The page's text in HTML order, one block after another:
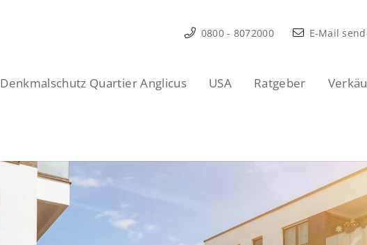
0800 - 8072000 E-Mail
Denkmalschutz Quartier Anglicus USA Ratgeber